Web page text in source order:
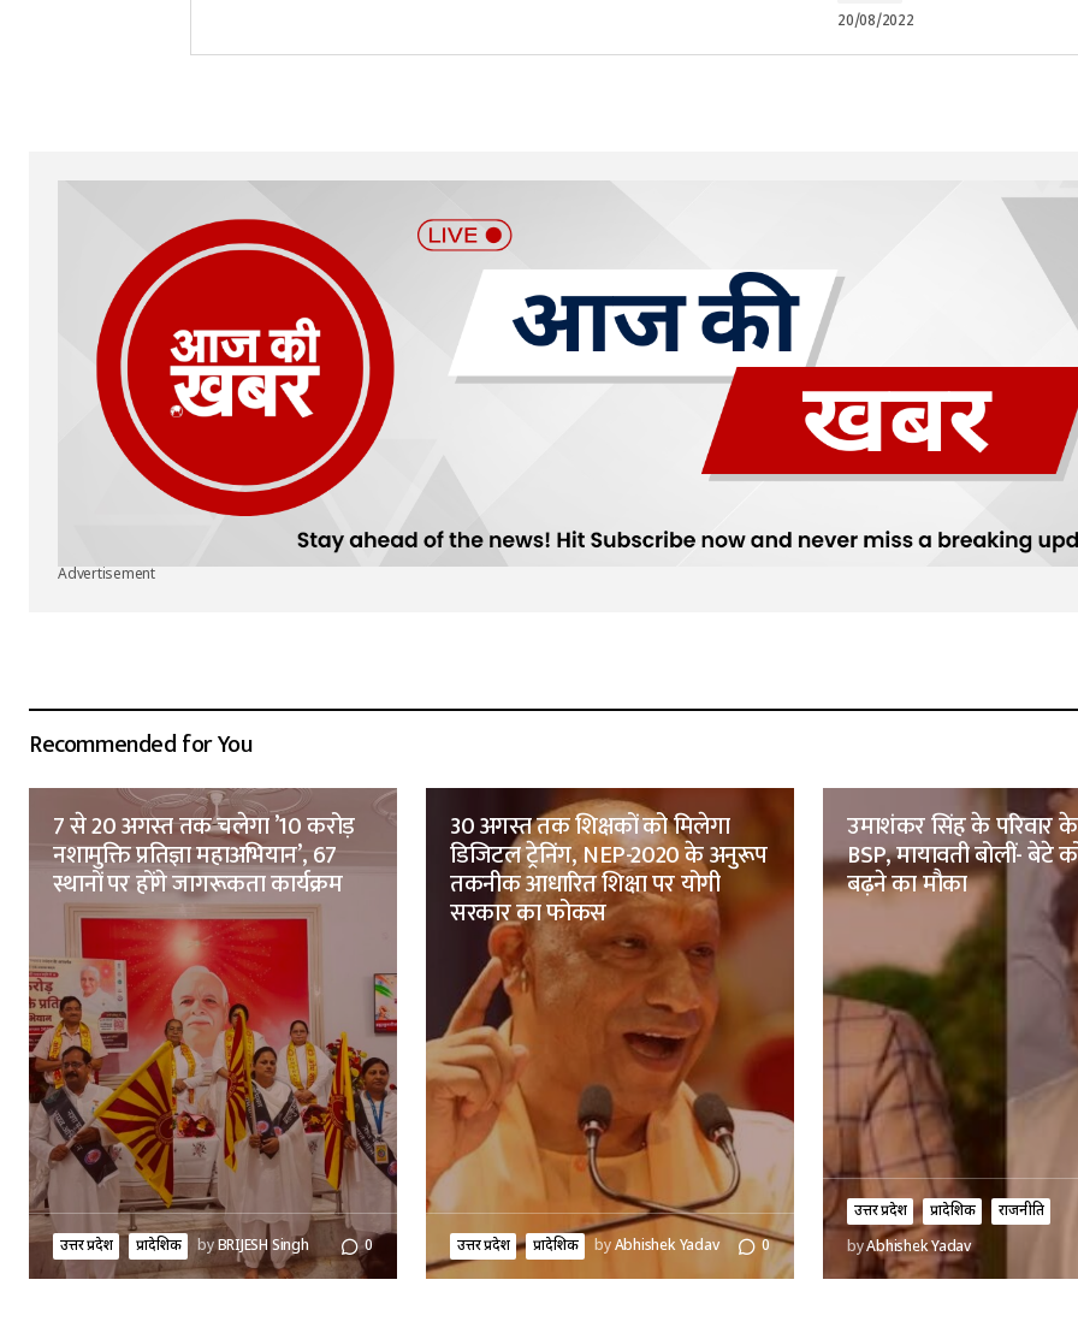
20/08/2022
Advertisement
Recommended for You
7 से 20 अगस्त तक चलेगा ’10 करोड़
नशामुक्ति प्रतिज्ञा महाअभियान’, 67
स्थानों पर होंगे जागरूकता कार्यक्रम
उत्तर प्रदेश प्रादेशिक byBRIJESH Singh 0
30 अगस्त तक शिक्षकों को मिलेगा
डिजिटल ट्रेनिंग, NEP-2020 के अनुरूप
तकनीक आधारित शिक्षा पर योगी
सरकार का फोकस
उत्तर प्रदेश प्रादेशिक byAbhishek Yadav 0
उमाशंकर सिंह के परिवार
BSP, मायावती बोलीं-
बढ़ने का मौका
उत्तर प्रदेश प्रादेशिक
राजनीति
byAbhishek Yadav